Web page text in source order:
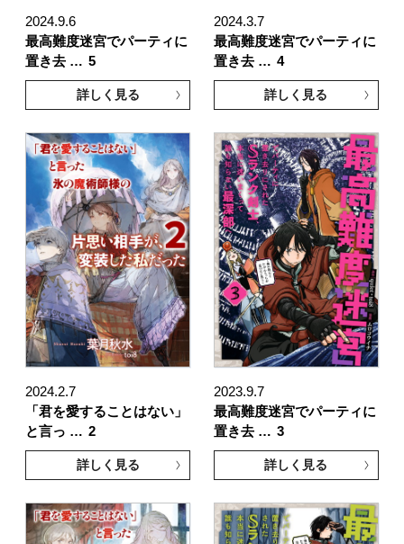
2024.9.6
最高難度迷宮でパーティに
置き去 … 5
詳しく見る
2024.3.7
最高難度迷宮でパーティに
置き去 … 4
詳しく見る
2024.2.7
「君を愛することはない」
と言っ … 2
詳しく見る
2023.9.7
最高難度迷宮でパーティに
置き去 … 3
詳しく見る